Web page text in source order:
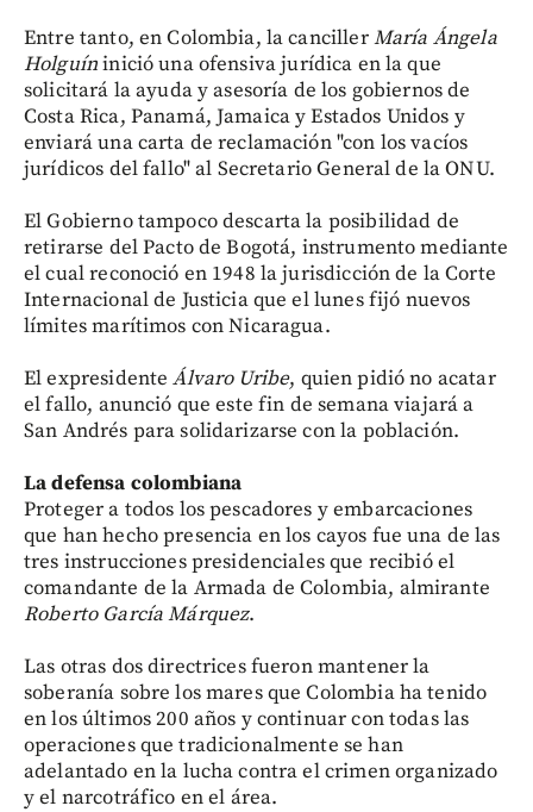
Entre tanto, en Colombia, la cancillerMaría Ángela
Holguíninició una ofensiva jurídica en la que
solicitará la ayuda y asesoría de los gobiernos de
Costa Rica, Panamá, Jamaica y Estados Unidos y
enviará una carta de reclamación "con los vacíos
jurídicos del fallo" al Secretario General de la ONU.
El Gobierno tampoco descarta la posibilidad de
retirarse del Pacto de Bogotá, instrumento mediante
el cual reconoció en 1948 la jurisdicción de la Corte
Internacional de Justicia que el lunes fijó nuevos
límites marítimos con Nicaragua.
El expresidenteÁlvaro Uribe, quien pidió no acatar
el fallo, anunció que este fin de semana viajará a
San Andrés para solidarizarse con la población.
La defensa colombiana
Proteger a todos los pescadores y embarcaciones
que han hecho presencia en los cayos fue una de las
tres instrucciones presidenciales que recibió el
comandante de la Armada de Colombia, almirante
Roberto García Márquez.
Las otras dos directrices fueron mantener la
soberanía sobre los mares que Colombia ha tenido
en los últimos 200 años y continuar con todas las
operaciones que tradicionalmente se han
adelantado en la lucha contra el crimen organizado
y el narcotráfico en el área.